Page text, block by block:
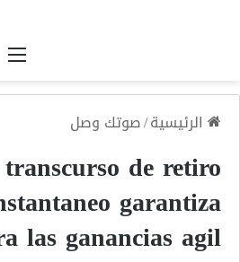
الرئيسية/صوتك وصل
de retiro
garantiza
las ganancias agil